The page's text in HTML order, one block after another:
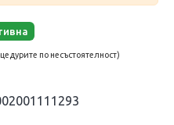
по несъстоятелност)